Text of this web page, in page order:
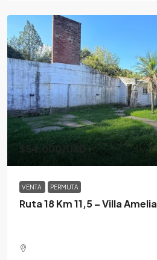
$54,000/USD
VENTA PERMUTA
Ruta 18 Km 11,5 – Villa Amelia